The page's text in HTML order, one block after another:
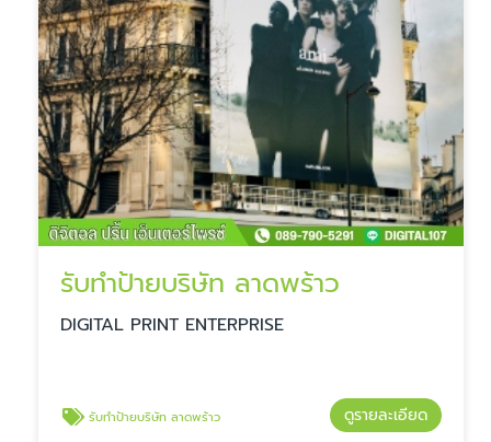
รับทำป้ายบริษัท ลาดพร้าว
DIGITAL PRINT ENTERPRISE
รับทำป้ายบริษัท ลาดพร้าว ดูรายละเอียด